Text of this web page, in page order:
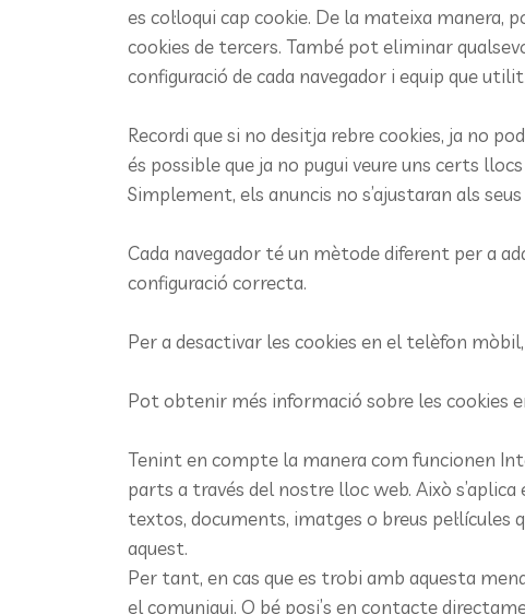
es col·loqui cap cookie. De la mateixa
cookies de tercers. També pot eliminar
configuració de cada navegador i equip que
Recordi que si no desitja rebre cookies, ja no
és possible que ja no pugui veure uns certs
Simplement, els anuncis no s’ajustaran als
Cada navegador té un mètode diferent per a
configuració correcta.
Per a desactivar les cookies en el telèfon
Pot obtenir més informació sobre les cookies
Tenint en compte la manera com funcionen
parts a través del nostre lloc web. Això
textos, documents, imatges o breus
aquest.
Per tant, en cas que es trobi amb aquesta
el comuniqui. O bé posi’s en contacte